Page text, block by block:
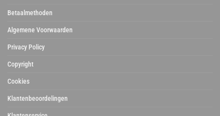
Betaalmethoden
Algemene Voorwaarden
Privacy Policy
Copyright
Cookies
Klantenbeoordelingen